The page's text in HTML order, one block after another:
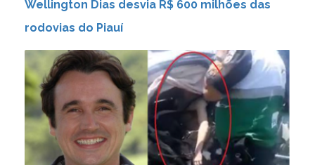
Wellington Dias desvia R$ 600 milhões das
rodovias do Piauí